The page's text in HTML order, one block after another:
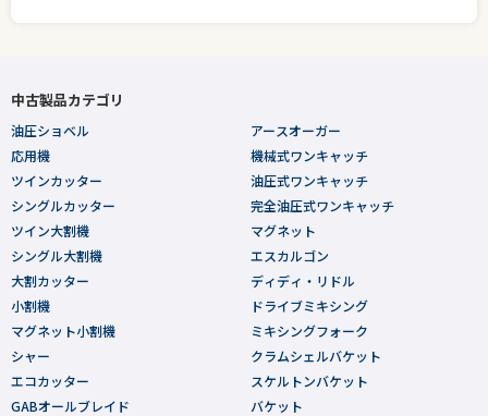
中古製品カテゴリ
油圧ショベル
応用機
ツインカッター
シングルカッター
ツイン大割機
シングル大割機
大割カッター
小割機
マグネット小割機
シャー
エコカッター
GABオールブレイド
アースオーガー
機械式ワンキャッチ
油圧式ワンキャッチ
完全油圧式ワンキャッチ
マグネット
エスカルゴン
ディディ・リドル
ドライブミキシング
ミキシングフォーク
クラムシェルバケット
スケルトンバケット
バケット